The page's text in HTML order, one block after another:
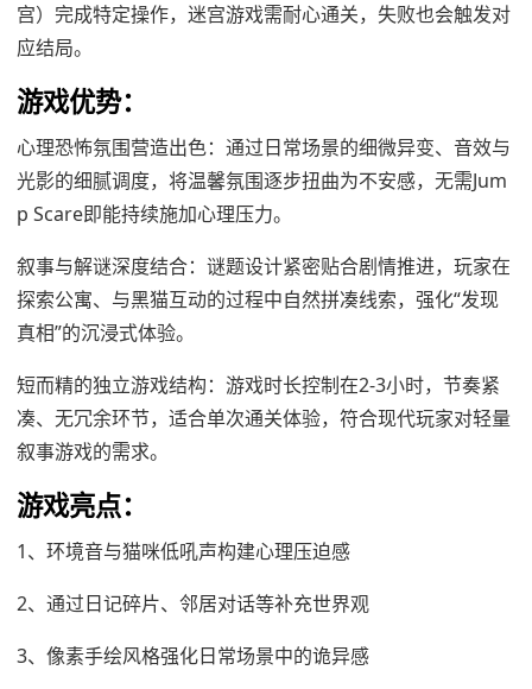
宫）完成特定操作，迷宫游戏需耐心通关，失败也会触发对
应结局。
游戏优势：
心理恐怖氛围营造出色：通过日常场景的细微异变、音效与
光影的细腻调度，将温馨氛围逐步扭曲为不安感，无需Jum
p Scare即能持续施加心理压力。
叙事与解谜深度结合：谜题设计紧密贴合剧情推进，玩家在
探索公寓、与黑猫互动的过程中自然拼凑线索，强化“发现
真相”的沉浸式体验。
短而精的独立游戏结构：游戏时长控制在2‑3小时，节奏紧
凑、无冗余环节，适合单次通关体验，符合现代玩家对轻量
叙事游戏的需求。
游戏亮点：
1、环境音与猫咪低吼声构建心理压迫感
2、通过日记碎片、邻居对话等补充世界观
3、像素手绘风格强化日常场景中的诡异感